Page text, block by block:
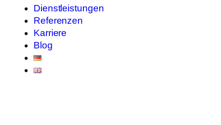
Dienstleistungen
Referenzen
Karriere
Blog